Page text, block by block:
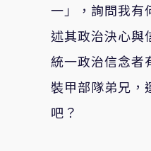
一」，詢問我有
述其政治決心與
統一政治信念者
裝甲部隊弟兄，
吧？